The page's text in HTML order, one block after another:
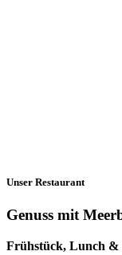
Unser Restaurant
Genuss mit
Frühstück, Lunch &